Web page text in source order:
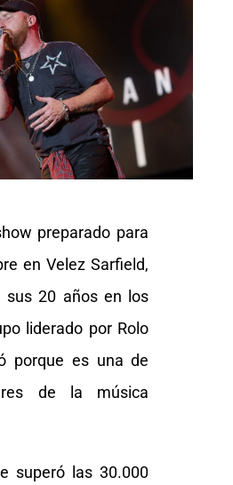
preparado para
en Velez Sarfield,
sus 20 años en los
liderado por Rolo
porque es una de
de la música
superó las 30.000